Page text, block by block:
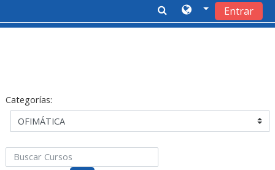
Entrar
Categorías: